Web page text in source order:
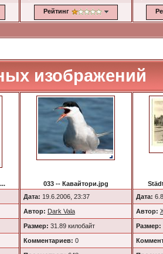
Рейтинг
изображений
033 -- Кавайтори.jpg
Дата: 19.6.2006, 23:37
Автор: Dark Vala
Размер: 31.89 килобайт
Комментариев: 0
Дата:
Автор:
Размер: